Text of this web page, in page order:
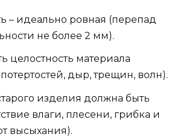
– идеально ровная (перепад
не более 2 мм).
целостность материала
потертостей, дыр, трещин, волн).
изделия должна быть
влаги, плесени, грибка и
высыхания).